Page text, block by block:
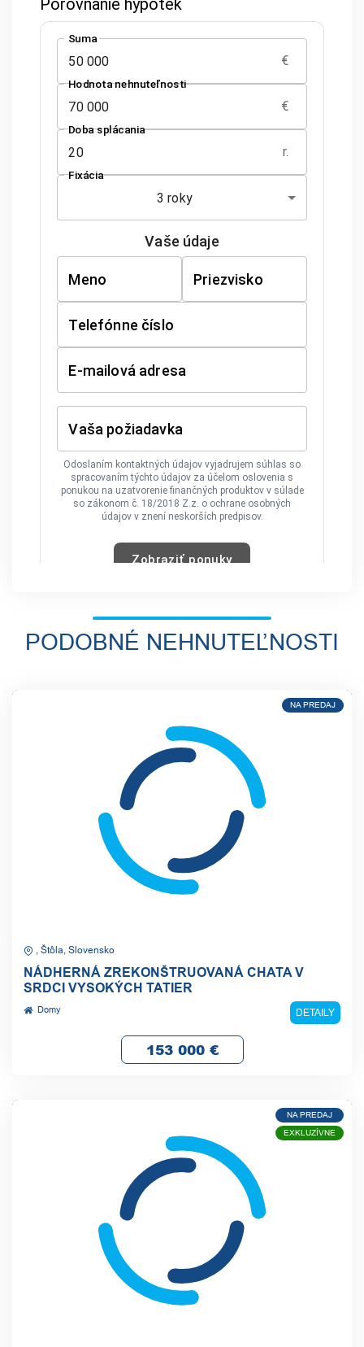
PODOBNÉ NEHNUTEĽNOSTI
NA PREDAJ
, Štôla, Slovensko
NÁDHERNÁ ZREKONŠTRUOVANÁ CHATA V
SRDCI VYSOKÝCH TATIER
Domy DETAILY
153 000 €
NA PREDAJ
EXKLUZÍVNE